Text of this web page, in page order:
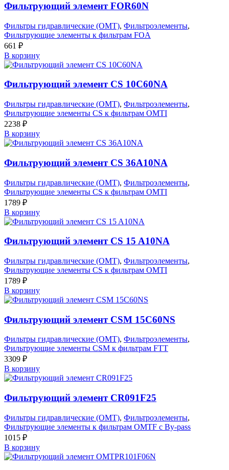
Фильтрующий элемент FOR60N
Фильтры гидравлические (OMT), Фильтроэлементы,
Фильтрующие элементы к фильтрам FOA
661 ₽
В корзину
Фильтрующий элемент CS 10C60NA
Фильтры гидравлические (OMT), Фильтроэлементы,
Фильтрующие элементы CS к фильтрам OMTI
2238 ₽
В корзину
Фильтрующий элемент CS 36A10NA
Фильтры гидравлические (OMT), Фильтроэлементы,
Фильтрующие элементы CS к фильтрам OMTI
1789 ₽
В корзину
Фильтрующий элемент CS 15 A10NA
Фильтры гидравлические (OMT), Фильтроэлементы,
Фильтрующие элементы CS к фильтрам OMTI
1789 ₽
В корзину
Фильтрующий элемент CSM 15C60NS
Фильтры гидравлические (OMT), Фильтроэлементы,
Фильтрующие элементы CSM к фильтрам FTT
3309 ₽
В корзину
Фильтрующий элемент CR091F25
Фильтры гидравлические (OMT), Фильтроэлементы,
Фильтрующие элементы к фильтрам OMTF с By-pass
1015 ₽
В корзину